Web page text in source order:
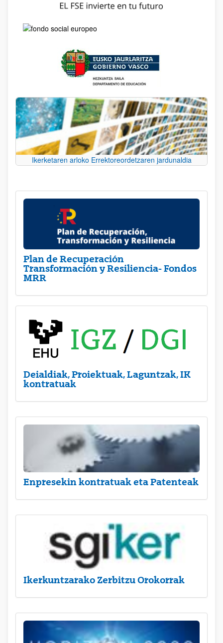
Ikerketaren arloko Errektoreordetzaren jardunaldia
Plan de Recuperación
Transformación y Resiliencia- Fondos
MRR
Deialdiak, Proiektuak, Laguntzak, IK
kontratuak
Enpresekin kontratuak eta Patenteak
Ikerkuntzarako Zerbitzu Orokorrak